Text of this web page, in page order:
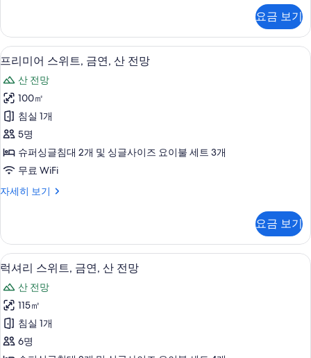
망
사
진
모
두
보
기
위
트,
금
산
전
망
자
세
히
보
기
요금 보기
프
리
미
어
스
위
트,
연,
전
망
사
진
모
두
보
프리미어 스위트, 금연, 산 전망 | 고급
5
프리미어 스위트, 금연, 산 전망
산 전망
100㎡
침실 1개
5명
슈퍼싱글침대 2개 및 싱글사이즈 요이불 세트 3개
무료 WiFi
자세히 보기
프
스
위
트,
금
연,
산
전
망
자
세
요금 보기
럭
셔
리
스
위
트,
럭셔리 스위트, 금연, 산 전망 | 고급
5
럭셔리 스위트, 금연, 산 전망
산 전망
115㎡
침실 1개
6명